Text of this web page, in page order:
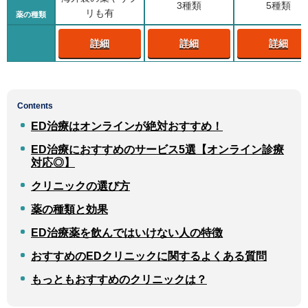
薬の種類
リも有
3種類 5種類
詳細 詳細 詳細
Contents
ED治療はオンラインが絶対おすすめ！
ED治療におすすめのサービス5選【オンライン診療
対応◎】
クリニックの選び方
薬の種類と効果
ED治療薬を飲んではいけない人の特徴
おすすめのEDクリニックに関するよくある質問
もっともおすすめのクリニックは？